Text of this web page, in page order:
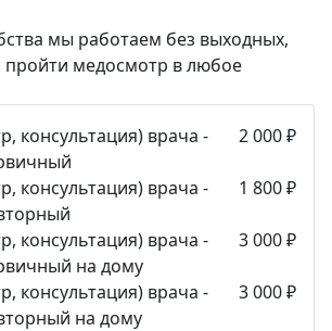
мы работаем без выходных,
медосмотр в любое
консультация) врача -
2 000 ₽
консультация) врача -
1 800 ₽
консультация) врача -
на дому
3 000 ₽
консультация) врача -
на дому
3 000 ₽